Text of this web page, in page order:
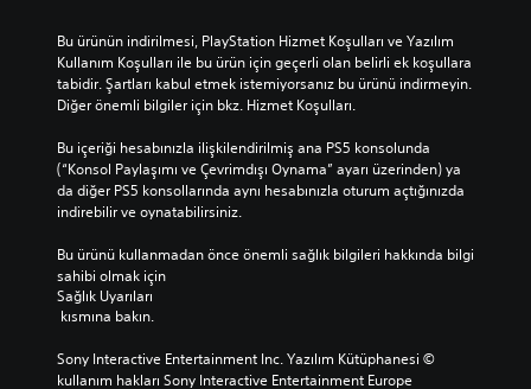
Bu ürünün indirilmesi, PlayStation Hizmet Koşulları ve Yazılım
Kullanım Koşulları ile bu ürün için geçerli olan belirli ek koşullara
tabidir. Şartları kabul etmek istemiyorsanız bu ürünü indirmeyin.
Diğer önemli bilgiler için bkz. Hizmet Koşulları.
Bu içeriği hesabınızla ilişkilendirilmiş ana PS5 konsolunda
(“Konsol Paylaşımı ve Çevrimdışı Oynama” ayarı üzerinden) ya
da diğer PS5 konsollarında aynı hesabınızla oturum açtığınızda
indirebilir ve oynatabilirsiniz.
Bu ürünü kullanmadan önce önemli sağlık bilgileri hakkında bilgi
sahibi olmak için
Sağlık Uyarıları
kısmına bakın.
Sony Interactive Entertainment Inc. Yazılım Kütüphanesi ©
kullanım hakları Sony Interactive Entertainment Europe